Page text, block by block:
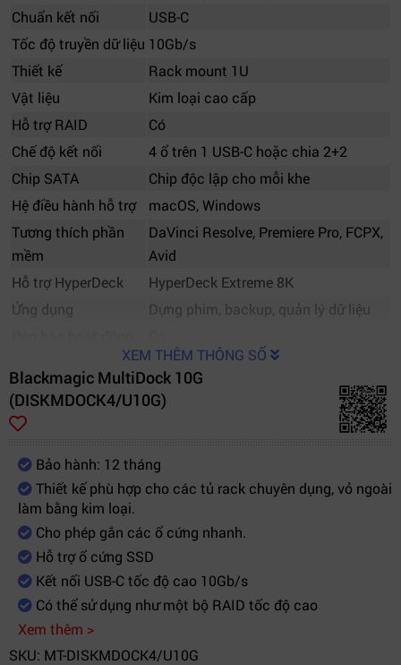
Chuẩn kết nối
USB-C
Tốc độ truyền dữ liệu 10Gb/s
Thiết kế
Rack mount 1U
Vật liệu
Kim loại cao cấp
Hỗ trợ RAID
Có
Chế độ kết nối
4 ổ trên 1 USB-C hoặc chia 2+2
Chip SATA
Chip độc lập cho mỗi khe
Hệ điều hành hỗ trợ
macOS, Windows
Tương thích phần
mềm
DaVinci Resolve, Premiere Pro, FCPX,
Avid
Hỗ trợ HyperDeck
HyperDeck Extreme 8K
Ứng dụng
Dựng phim, backup, quản lý dữ liệu
AC tích hợp
Hỗ trợ SSD
SSD 2.5 inch
Hỗ trợ HDD
Chế độ chia kết nối
Dual host
Thương hiệu
Blackmagic Design
XEM THÊM THÔNG SỐ
Blackmagic MultiDock 10G
(DISKMDOCK4/U10G)
Bảo hành: 12 tháng
Thiết kế phù hợp cho các tủ rack chuyên dụng, vỏ ngoài
làm bằng kim loại.
Cho phép gắn các ổ cứng nhanh.
Hỗ trợ ổ cứng SSD
Kết nối USB-C tốc độ cao 10Gb/s
Có thể sử dụng như một bộ RAID tốc độ cao
Xem thêm >
SKU: MT-DISKMDOCK4/U10G